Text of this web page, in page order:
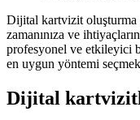
Dijital kartvizit oluşturma
zamanınıza ve
profesyonel ve etkileyici
en uygun yöntemi
Dijital